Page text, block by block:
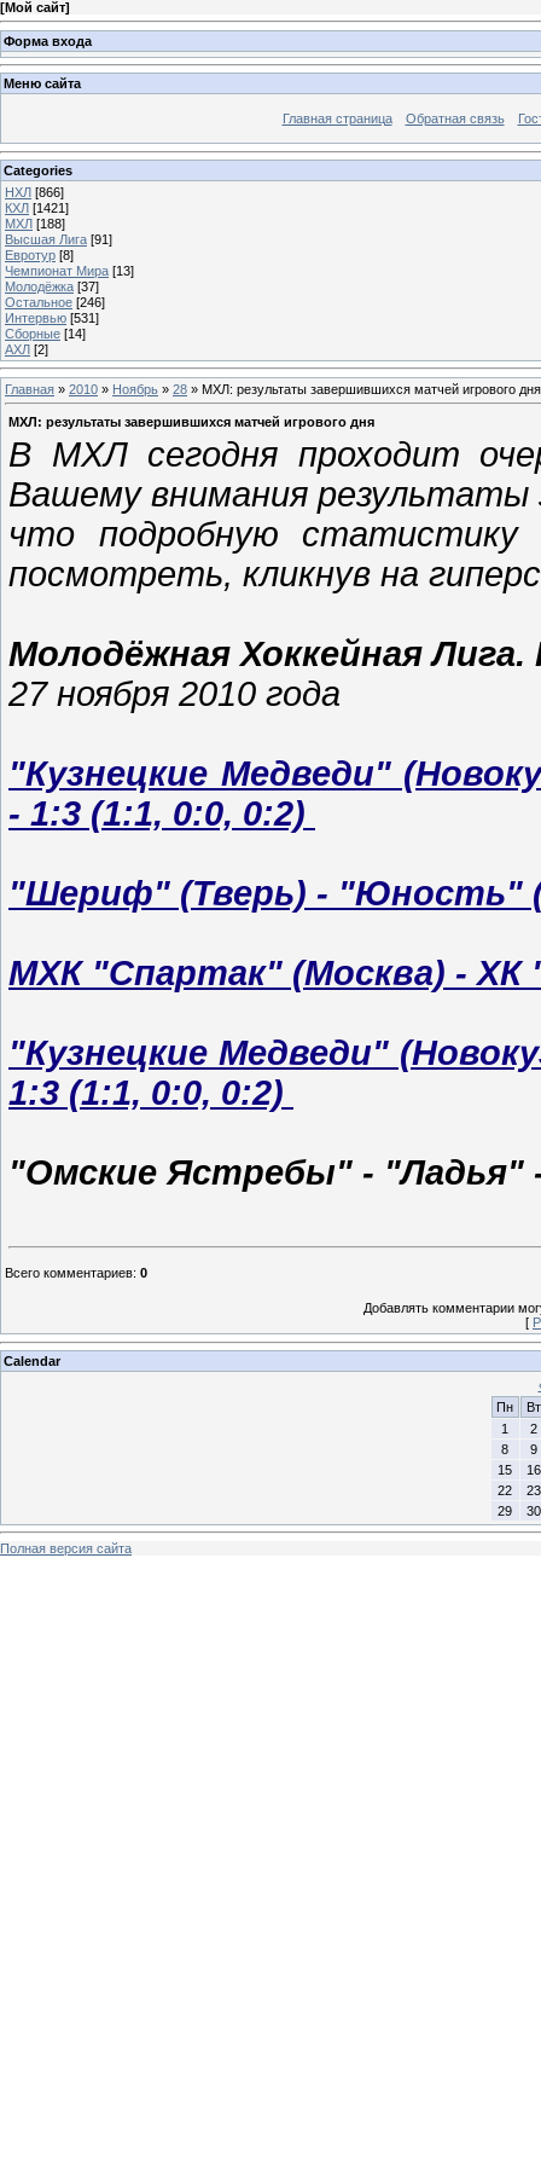
[Мой сайт]
Форма входа
Меню сайта
Главная страница Обратная связь
Categories
НХЛ [866]
КХЛ [1421]
МХЛ [188]
Высшая Лига [91]
Евротур [8]
Чемпионат Мира [13]
Молодёжка [37]
Остальное [246]
Интервью [531]
Сборные [14]
АХЛ [2]
Главная » 2010 » Ноябрь » 28 » МХЛ: результаты завершившихся матчей игрового дня
МХЛ: результаты завершившихся матчей игрового дня
В МХЛ сегодня проходит
Вашему внимания
что подробную
посмотреть, кликнув на
Молодёжная Хоккейная
27 ноября 2010 года
"Кузнецкие Медведи"
- 1:3 (1:1, 0:0, 0:2)
"Шериф" (Тверь) - "Юность"
МХК "Спартак" (Москва) - ХК
"Кузнецкие Медведи"
1:3 (1:1, 0:0, 0:2)
"Омские Ястребы" - "Ладья"
Всего комментариев: 0
Добавлять комментарии
[
Calendar
Пн
Вт
1
2
8
9
15
16
22
23
29
30
Полная версия сайта